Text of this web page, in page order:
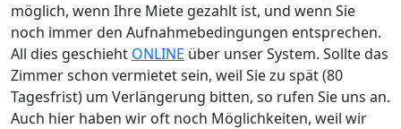
möglich, wenn Ihre Miete gezahlt ist, und wenn Sie
noch immer den Aufnahmebedingungen entsprechen.
All dies geschieht ONLINE über unser System. Sollte das
Zimmer schon vermietet sein, weil Sie zu spät (80
Tagesfrist) um Verlängerung bitten, so rufen Sie uns an.
Auch hier haben wir oft noch Möglichkeiten, weil wir